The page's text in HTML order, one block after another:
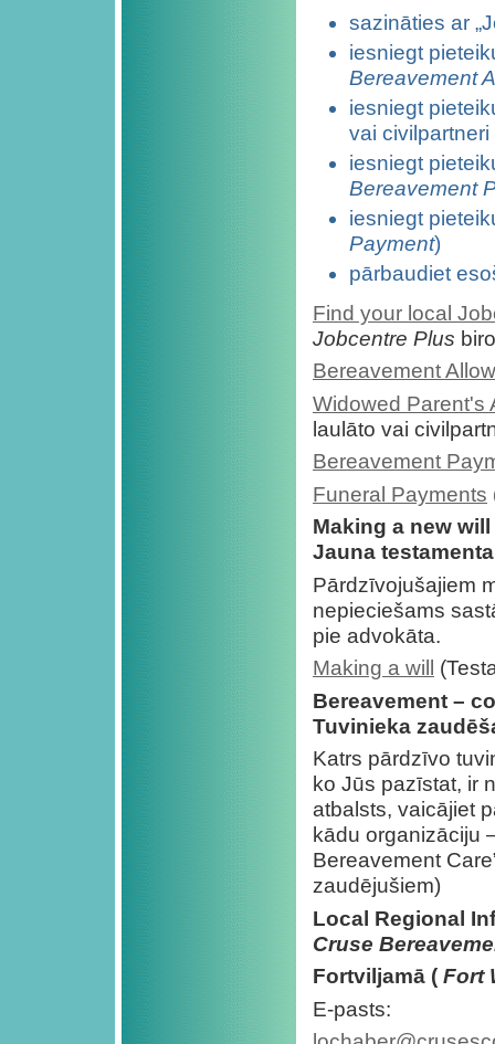
sazināties ar
iesniegt
Bereavement
iesniegt
vai
iesniegt
Bereavement
iesniegt
Payment)
pārbaudiet
Find your local
Jobcentre Plus
Bereavement
Widowed Parent's
laulāto vai
Bereavement
Funeral Payments
Making a new will
Jauna
Pārdzīvojušajiem
nepieciešams
pie advokāta.
Making a will
Bereavement –
Tuvinieka
Katrs pārdzīvo
ko Jūs pazīstat, ir
atbalsts, vaicājiet
kādu organizāciju
Bereavement
zaudējušiem)
Local Regional
Cruse
Fortviljamā ( Fort
E-pasts: